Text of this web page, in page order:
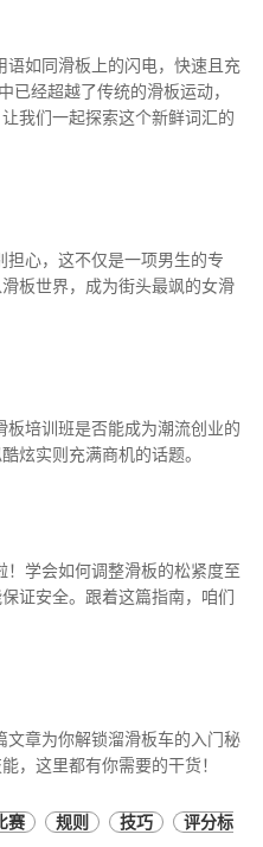
如同滑板上的闪电，快速且充
已经超越了传统的滑板运动，
我们一起探索这个新鲜词汇的
心，这不仅是一项男生的专
板世界，成为街头最飒的女滑
板培训班是否能成为潮流创业的
炫实则充满商机的话题。
！学会如何调整滑板的松紧度至
证安全。跟着这篇指南，咱们
章为你解锁溜滑板车的入门秘
，这里都有你需要的干货！
赛 规则 技巧
评分标